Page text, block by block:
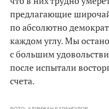
предлагающие
по абсолютно
каждом углу. Мы
с большим
после испытали
счета.